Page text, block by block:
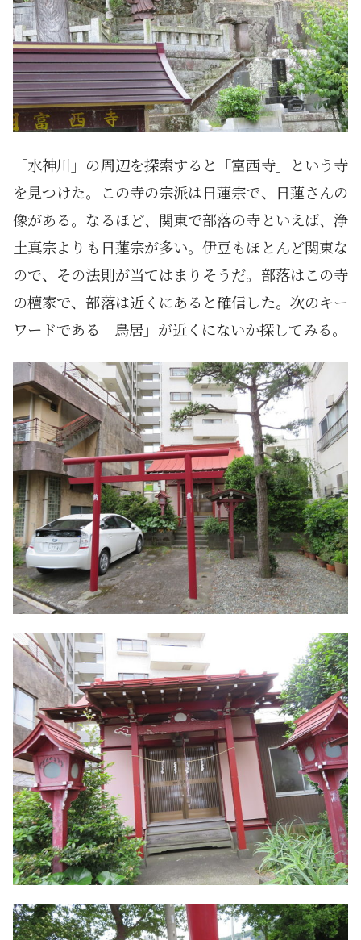
「水神川」の周辺を探索すると「富西寺」という寺
を見つけた。この寺の宗派は日蓮宗で、日蓮さんの
像がある。なるほど、関東で部落の寺といえば、浄
土真宗よりも日蓮宗が多い。伊豆もほとんど関東な
ので、その法則が当てはまりそうだ。部落はこの寺
の檀家で、部落は近くにあると確信した。次のキー
ワードである「鳥居」が近くにないか探してみる。